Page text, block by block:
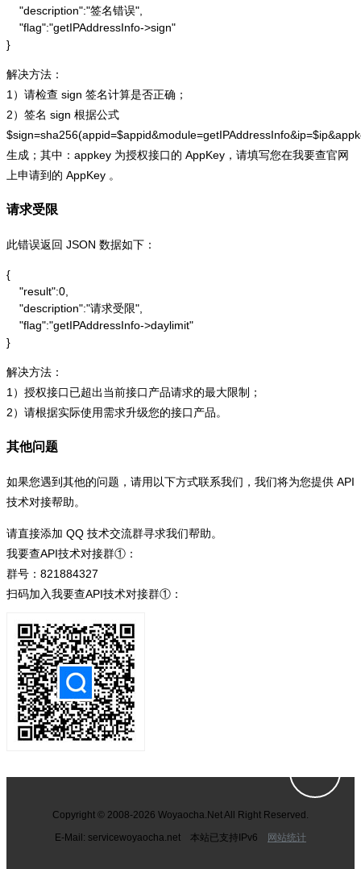
    "description":"签名错误",
    "flag":"getIPAddressInfo->sign"
}
解决方法：
1）请检查 sign 签名计算是否正确；
2）签名 sign 根据公式
生成；其中：appkey 为授权接口的 AppKey，请填写您在我要查官网
上申请到的 AppKey 。
请求受限
此错误返回 JSON 数据如下：
{
    "result":0,
    "description":"请求受限",
    "flag":"getIPAddressInfo->daylimit"
}
解决方法：
1）授权接口已超出当前接口产品请求的最大限制；
2）请根据实际使用需求升级您的接口产品。
其他问题
如果您遇到其他的问题，请用以下方式联系我们，我们将为您提供 API
技术对接帮助。
请直接添加 QQ 技术交流群寻求我们帮助。
我要查API技术对接群①：
群号：821884327
扫码加入我要查API技术对接群①：
Copyright © 2008-2026 Woyaocha.Net All Right Reserved.
E-Mail: servicewoyaocha.net 本站已支持IPv6 网站统计